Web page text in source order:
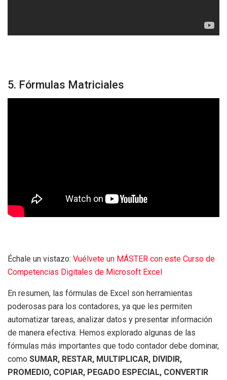
5. Fórmulas Matriciales
Échale un vistazo: Vuélvete un MÁSTER con este Curso de
Competencias Digitales de Microsoft Excel
En resumen, las fórmulas de Excel son herramientas
poderosas para los contadores, ya que les permiten
automatizar tareas, analizar datos y presentar información
de manera efectiva. Hemos explorado algunas de las
fórmulas más importantes que todo contador debe dominar,
como SUMAR, RESTAR, MULTIPLICAR, DIVIDIR,
PROMEDIO, COPIAR, PEGADO ESPECIAL, CONVERTIR